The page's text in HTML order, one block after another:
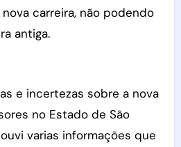
carreira, não podendo
antiga.
e incertezas sobre a nova
no Estado de São
varias informações que